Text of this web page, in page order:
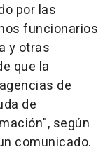
por las
funcionarios
y otras
que la
de
de
según
comunicado.